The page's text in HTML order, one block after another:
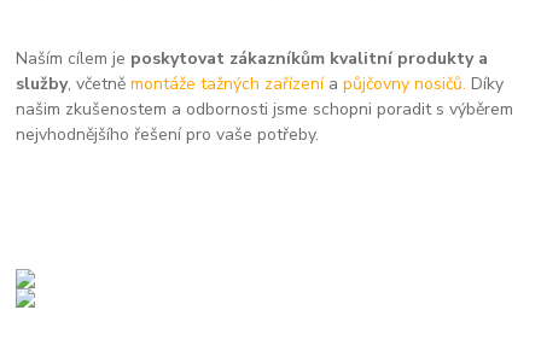
Naším cílem je poskytovat zákazníkům kvalitní produkty a
služby, včetněmontáže tažných zařízení apůjčovny nosičů. Díky
našim zkušenostem a odbornosti jsme schopni poradit s výběrem
nejvhodnějšího řešení pro vaše potřeby.